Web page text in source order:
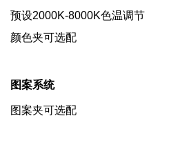
预设2000K-8000K色温调节
颜色夹可选配
图案系统
图案夹可选配